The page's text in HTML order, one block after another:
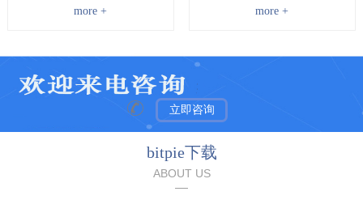
more +
more +
立即咨询
bitpie下载
ABOUT US